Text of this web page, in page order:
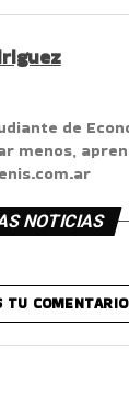
de
menos,
NOTICIAS
TU COMENTARIO